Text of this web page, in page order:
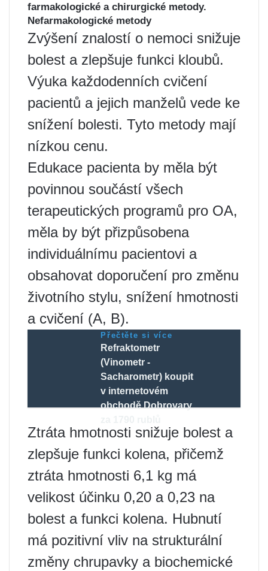
farmakologické a chirurgické metody.
Nefarmakologické metody
Zvýšení znalostí o nemoci snižuje
bolest a zlepšuje funkci kloubů.
Výuka každodenních cvičení
pacientů a jejich manželů vede ke
snížení bolesti. Tyto metody mají
nízkou cenu.
Edukace pacienta by měla být
povinnou součástí všech
terapeutických programů pro OA,
měla by být přizpůsobena
individuálnímu pacientovi a
obsahovat doporučení pro změnu
životního stylu, snížení hmotnosti
a cvičení (A, B).
Přečtěte si více
Refraktometr
(Vinometr -
Sacharometr) koupit
v internetovém
obchodě Dobrovary
Ztráta hmotnosti snižuje bolest a
zlepšuje funkci kolena, přičemž
ztráta hmotnosti 6,1 kg má
velikost účinku 0,20 a 0,23 na
bolest a funkci kolena. Hubnutí
má pozitivní vliv na strukturální
změny chrupavky a biochemické